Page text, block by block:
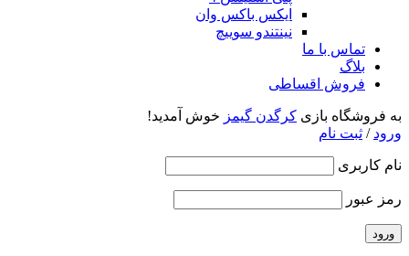
ایکس باکس وان
نینتندو سوییچ
تماس با ما
بلاگ
فروش اقساطی
به فروشگاه بازیکرگدن گیمزخوش آمدید!
ورود/ثبت نام
نام کاربری
رمز عبور